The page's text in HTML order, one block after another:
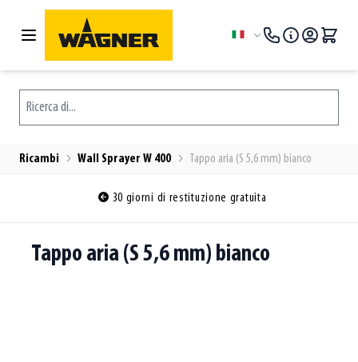
Salta al contenuto
Lingua
Ricerca di...
Ricambi Wall Sprayer W 400 Tappo aria (S 5,6 mm) bianco
30 giorni di restituzione gratuita
Tappo aria (S 5,6 mm) bianco